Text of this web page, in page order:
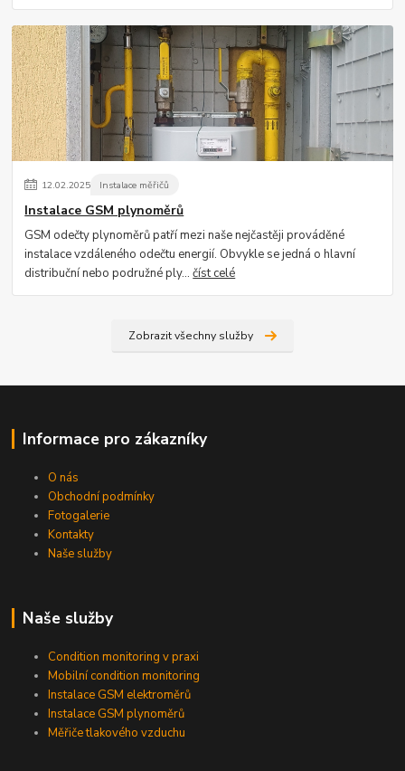
12.02.2025 Instalace měřičů
Instalace GSM plynoměrů
GSM odečty plynoměrů patří mezi naše nejčastěji prováděné
instalace vzdáleného odečtu energií. Obvykle se jedná o hlavní
distribuční nebo podružné ply...číst celé
Zobrazit všechny služby
Informace pro zákazníky
O nás
Obchodní podmínky
Fotogalerie
Kontakty
Naše služby
Naše služby
Condition monitoring v praxi
Mobilní condition monitoring
Instalace GSM elektroměrů
Instalace GSM plynoměrů
Měřiče tlakového vzduchu